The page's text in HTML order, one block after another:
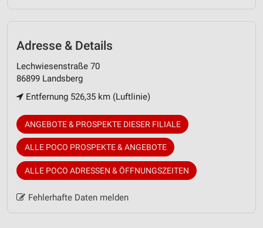
Adresse & Details
Lechwiesenstraße 70
86899 Landsberg
Entfernung 526,35 km (Luftlinie)
ANGEBOTE & PROSPEKTE DIESER FILIALE
ALLE POCO PROSPEKTE & ANGEBOTE
ALLE POCO ADRESSEN & ÖFFNUNGSZEITEN
Fehlerhafte Daten melden